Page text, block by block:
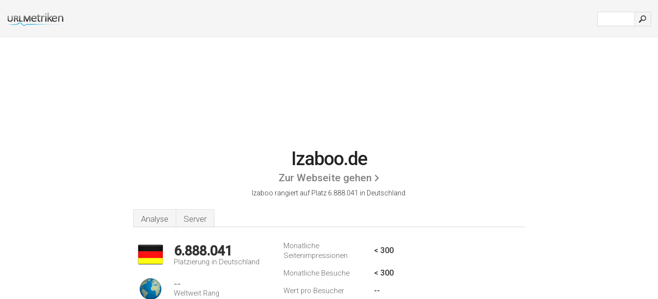
Izaboo.de
Zur Webseite gehen
Izaboo rangiert auf Platz 6.888.041 in Deutschland.
Analyse Server
6.888.041
Platzierung in Deutschland
--
Weltweit Rang
Monatliche
Seitenimpressionen
< 300
Monatliche Besuche < 300
Wert pro Besucher --